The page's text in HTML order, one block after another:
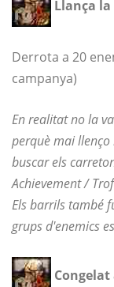
Llança
Derrota a 20
campanya)
En realitat no la
perquè mai llenço
buscar els
Achievement /
Els barrils també
grups d'enemics